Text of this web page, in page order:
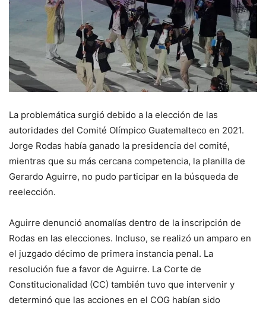
La problemática surgió debido a la elección de las
autoridades del Comité Olímpico Guatemalteco en 2021.
Jorge Rodas había ganado la presidencia del comité,
mientras que su más cercana competencia, la planilla de
Gerardo Aguirre, no pudo participar en la búsqueda de
reelección.
Aguirre denunció anomalías dentro de la inscripción de
Rodas en las elecciones. Incluso, se realizó un amparo en
el juzgado décimo de primera instancia penal. La
resolución fue a favor de Aguirre. La Corte de
Constitucionalidad (CC) también tuvo que intervenir y
determinó que las acciones en el COG habían sido